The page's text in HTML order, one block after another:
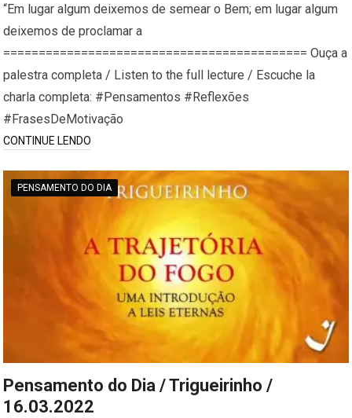
“Em lugar algum deixemos de semear o Bem; em lugar algum
deixemos de proclamar a
=========================================== Ouça a
palestra completa / Listen to the full lecture / Escuche la
charla completa: #Pensamentos #Reflexões
#FrasesDeMotivação
CONTINUE LENDO
PENSAMENTO DO DIA
Pensamento do Dia / Trigueirinho /
16.03.2022